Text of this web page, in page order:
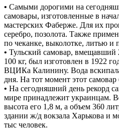
• Самыми дорогими на
самовары, изготовленные в
мастерских Фаберже. Для их
серебро, позолота. Также
по чеканке, выколотке, литью и
• Тульский самовар,
100 кг, был изготовлен в 1922
ВЦИКа Калинину. Вода
дня. На тот момент этот
• На сегодняшний день рекорд
мире принадлежит украинцам.
высота его 1,8 м, а объем 360
здании ж/д вокзала Харькова и
тыс человек.